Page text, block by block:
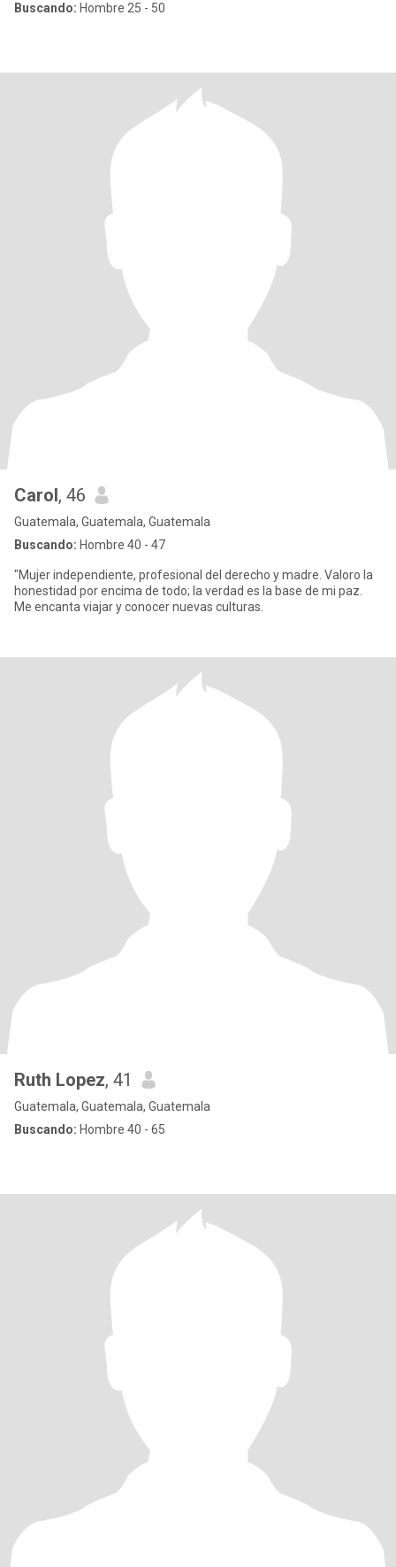
Buscando: Hombre 25 - 50
Carol, 46
Guatemala, Guatemala, Guatemala
Buscando: Hombre 40 - 47
"Mujer independiente, profesional del derecho y madre. Valoro la
honestidad por encima de todo; la verdad es la base de mi paz.
Me encanta viajar y conocer nuevas culturas.
Ruth Lopez, 41
Guatemala, Guatemala, Guatemala
Buscando: Hombre 40 - 65